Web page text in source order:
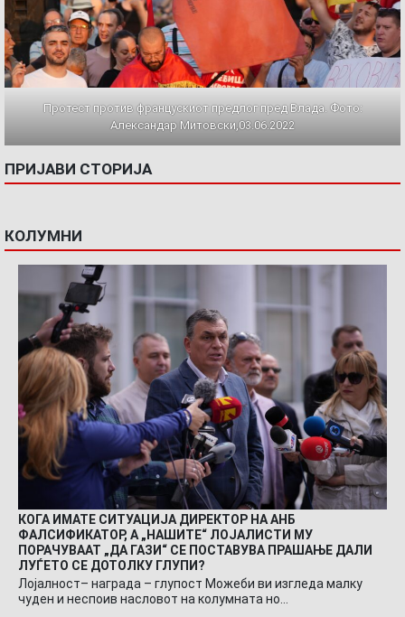
Протест против францускиот предлог пред Влада. Фото:
Александар Митовски,03.06.2022
ПРИЈАВИ СТОРИЈА
КОЛУМНИ
КОГА ИМАТЕ СИТУАЦИЈА ДИРЕКТОР НА АНБ
ФАЛСИФИКАТОР, А „НАШИТЕ“ ЛОЈАЛИСТИ МУ
ПОРАЧУВААТ „ДА ГАЗИ“ СЕ ПОСТАВУВА ПРАШАЊЕ ДАЛИ
ЛУЃЕТО СЕ ДОТОЛКУ ГЛУПИ?
Лојалност– награда – глупост Можеби ви изгледа малку
чуден и неспоив насловот на колумната но…